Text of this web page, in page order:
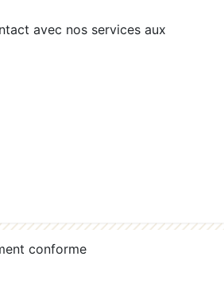
avec nos services aux
conforme